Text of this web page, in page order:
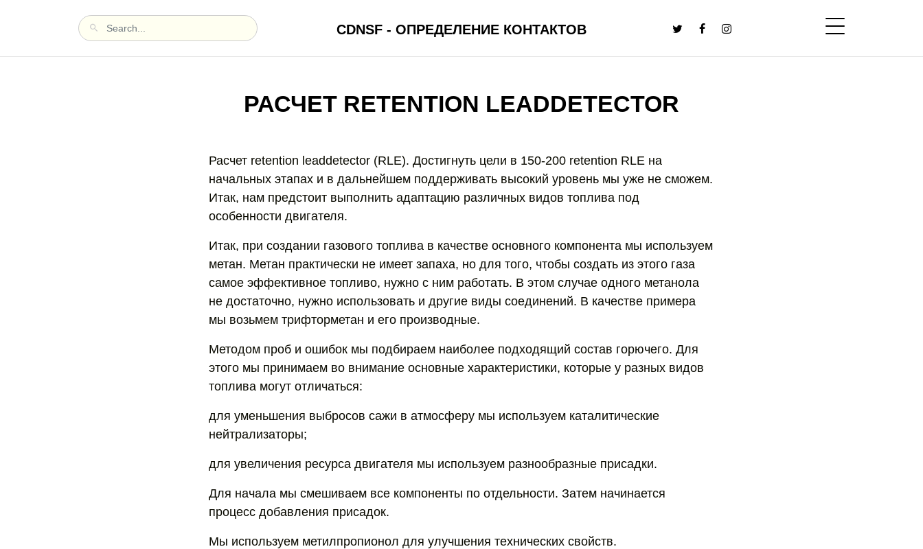
CDNSF - ОПРЕДЕЛЕНИЕ КОНТАКТОВ
РАСЧЕТ RETENTION LEADDETECTOR
Расчет retention leaddetector (RLE). Достигнуть цели в 150-200 retention RLE на
начальных этапах и в дальнейшем поддерживать высокий уровень мы уже не сможем.
Итак, нам предстоит выполнить адаптацию различных видов топлива под
особенности двигателя.
Итак, при создании газового топлива в качестве основного компонента мы используем
метан. Метан практически не имеет запаха, но для того, чтобы создать из этого газа
самое эффективное топливо, нужно с ним работать. В этом случае одного метанола
не достаточно, нужно использовать и другие виды соединений. В качестве примера
мы возьмем трифторметан и его производные.
Методом проб и ошибок мы подбираем наиболее подходящий состав горючего. Для
этого мы принимаем во внимание основные характеристики, которые у разных видов
топлива могут отличаться:
для уменьшения выбросов сажи в атмосферу мы используем каталитические
нейтрализаторы;
для увеличения ресурса двигателя мы используем разнообразные присадки.
Для начала мы смешиваем все компоненты по отдельности. Затем начинается
процесс добавления присадок.
Мы используем метилпропионол для улучшения технических свойств.